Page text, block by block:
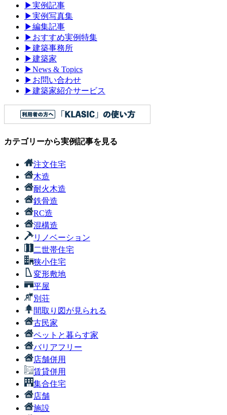
▶実例記事
▶実例写真集
▶編集記事
▶ おすすめ実例特集
▶建築事務所
▶建築家
▶News & Topics
▶ お問い合わせ
▶建築家紹介サービス
カテゴリーから実例記事を見る
注文住宅
木造
耐火木造
鉄骨造
RC造
混構造
リノベーション
二世帯住宅
狭小住宅
変形敷地
平屋
別荘
間取り図が見られる
古民家
ペットと暮らす家
バリアフリー
店舗併用
賃貸併用
集合住宅
店舗
施設